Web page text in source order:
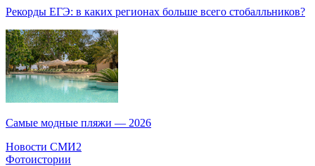
Рекорды ЕГЭ: в каких регионах больше всего стобалльников?
Самые модные пляжи — 2026
Новости СМИ2
Фотоистории